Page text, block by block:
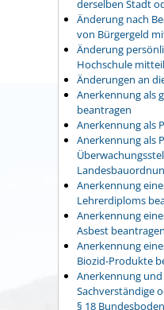
derselben Stadt
Änderung nach
von Bürgergeld
Änderung
Hochschule
Änderungen an
Anerkennung als
beantragen
Anerkennung als
Anerkennung als
Anerkennung
Lehrerdiploms
Anerkennung
Asbest beantragen
Anerkennung
Biozid-Produkte
Anerkennung
Sachverständige
§ 18